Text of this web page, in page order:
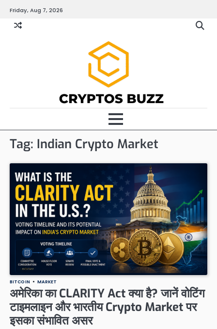
content
Friday, Aug 7, 2026
Tag: Indian Crypto Market
BITCOIN MARKET
अमेरिका का CLARITY Act क्या है? जानें वोटिंग
टाइमलाइन और भारतीय Crypto Market पर
इसका संभावित असर